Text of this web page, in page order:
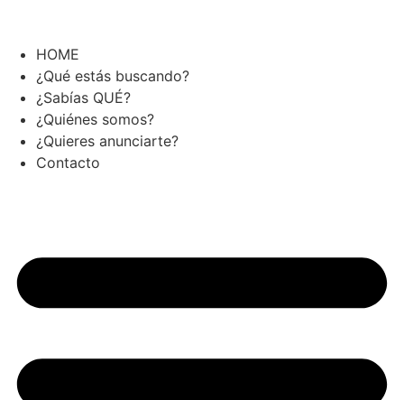
contentHOME
¿Qué estás buscando?
¿Sabías QUÉ?
¿Quiénes somos?
¿Quieres anunciarte?
Contacto